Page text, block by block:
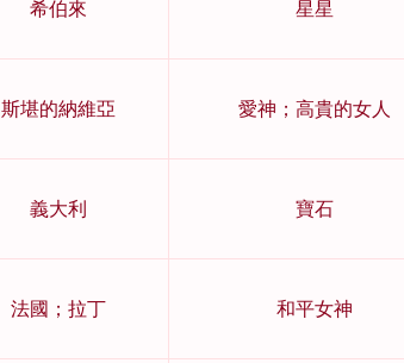
希伯來 星星
斯堪的納維亞 愛神；高貴的女人
義大利 寶石
法國；拉丁 和平女神